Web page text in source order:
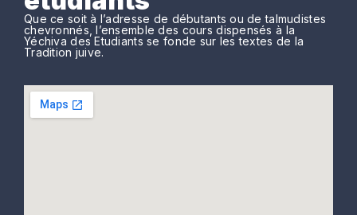
Que ce soit à l’adresse de débutants ou de talmudistes
chevronnés, l’ensemble des cours dispensés à la
Yéchiva des Etudiants se fonde sur les textes de la
Tradition juive.